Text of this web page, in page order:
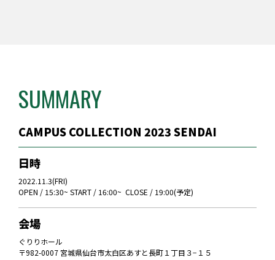
SUMMARY
CAMPUS COLLECTION 2023 SENDAI
日時
2022.11.3(FRI)
OPEN / 15:30~ START / 16:00~ CLOSE / 19:00(予定)
会場
ぐりりホール
〒982-0007 宮城県仙台市太白区あすと長町１丁目３−１５